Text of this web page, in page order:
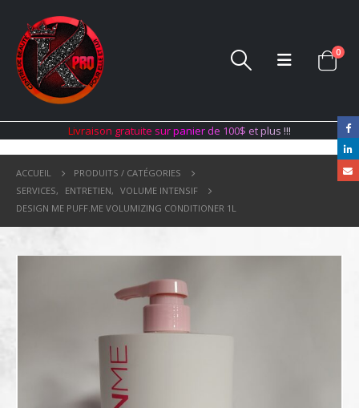
0
Livraison gratuite surpanier de 100$ etplus !!!
ACCUEIL
PRODUITS / CATÉGORIES
SERVICES, ENTRETIEN, VOLUME INTENSIF
DESIGN ME PUFF.ME VOLUMIZING CONDITIONER 1L